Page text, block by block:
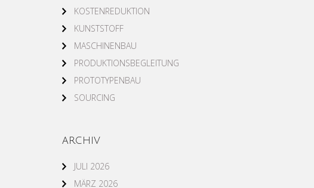
KOSTENREDUKTION
KUNSTSTOFF
MASCHINENBAU
PRODUKTIONSBEGLEITUNG
PROTOTYPENBAU
SOURCING
ARCHIV
JULI 2026
MÄRZ 2026